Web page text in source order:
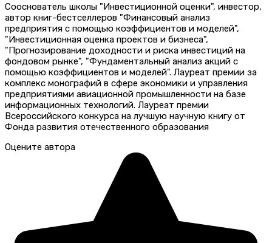
Сооснователь школы "Инвестиционной оценки", инвестор,
автор книг-бестселлеров "Финансовый анализ
предприятия с помощью коэффициентов и моделей",
"Инвестиционная оценка проектов и бизнеса",
"Прогнозирование доходности и риска инвестиций на
фондовом рынке", "Фундаментальный анализ акций с
помощью коэффициентов и моделей". Лауреат премии за
комплекс монографий в сфере экономики и управления
предприятиями авиационной промышленности на базе
информационных технологий. Лауреат премии
Всероссийского конкурса на лучшую научную книгу от
Фонда развития отечественного образования
Оцените автора